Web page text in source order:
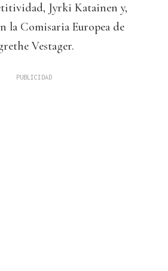
Jyrki Katainen y,
la Comisaria Europea de
Vestager.